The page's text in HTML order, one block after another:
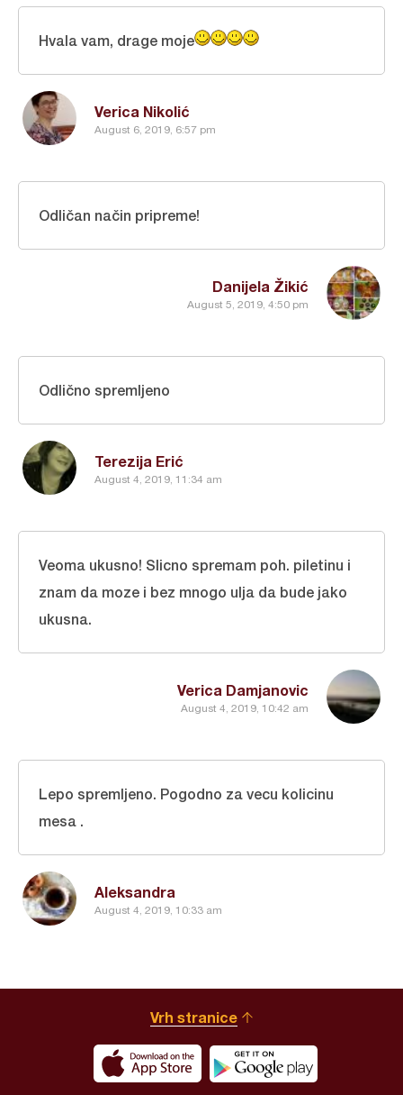
Verica Nikolić
August 6, 2019, 6:57 pm
Hvala vam, drage moje
Danijela Žikić
August 5, 2019, 4:50 pm
Odličan način pripreme!
Terezija Erić
August 4, 2019, 11:34 am
Odlično spremljeno
Verica Damjanovic
August 4, 2019, 10:42 am
Veoma ukusno! Slicno spremam poh. piletinu i
znam da moze i bez mnogo ulja da bude jako
ukusna.
Aleksandra
August 4, 2019, 10:33 am
Lepo spremljeno. Pogodno za vecu kolicinu
mesa .
Vrh stranice